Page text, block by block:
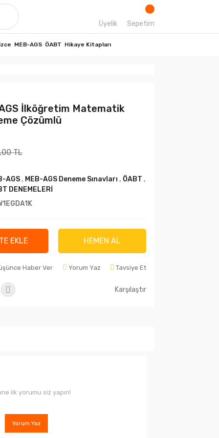
Üyelik Sepetim
MEB-AGS ÖABT Hikaye Kitapları
İlköğretim Matematik
Çözümlü
TL
AGS, MEB-AGS Deneme Sınavları , ÖABT ,
DENEMELERİ
EKLE HEMEN AL
Haber Ver Yorum Yaz Tavsiye Et
Karşılaştır
ilk yorumu siz yapın!
Yorum Yaz